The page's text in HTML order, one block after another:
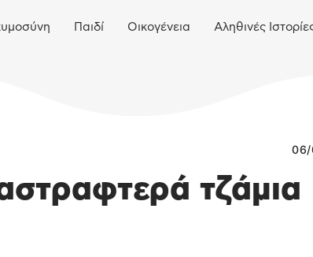
Παιδί Οικογένεια Αληθινές
06/
τζάμια